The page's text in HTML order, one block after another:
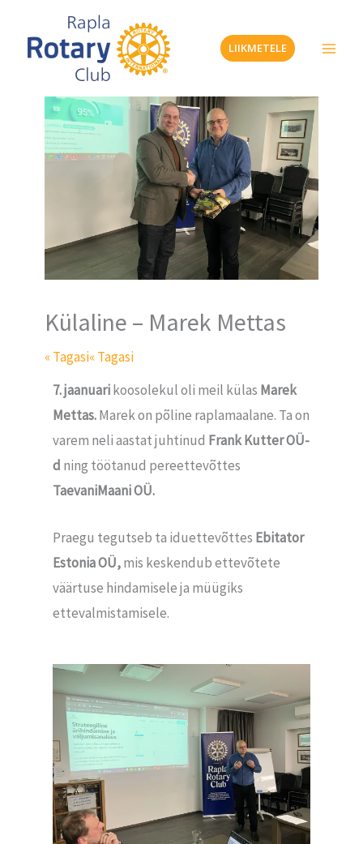
content
LIIKMETELE
Külaline – Marek Mettas
« Tagasi« Tagasi
7. jaanuarikoosolekul oli meil külas Marek
Mettas.Marek on põline raplamaalane. Ta on
varem neli aastat juhtinud Frank Kutter OÜ-
d ning töötanud pereettevõttes
TaevaniMaani OÜ.
Praegu tegutseb ta iduettevõttes Ebitator
Estonia OÜ,mis keskendub ettevõtete
väärtuse hindamisele ja müügiks
ettevalmistamisele.